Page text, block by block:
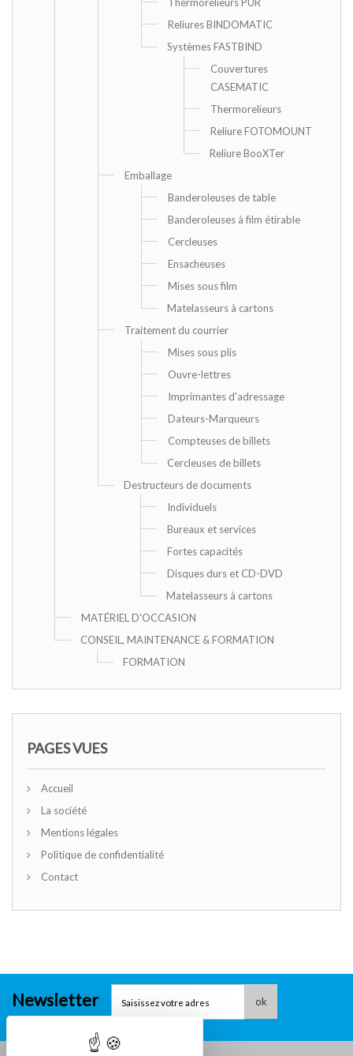
Thermorelieurs PUR
Reliures BINDOMATIC
Systèmes FASTBIND
Couvertures
CASEMATIC
Thermorelieurs
Reliure FOTOMOUNT
Reliure BooXTer
Emballage
Banderoleuses de table
Banderoleuses à film étirable
Cercleuses
Ensacheuses
Mises sous film
Matelasseurs à cartons
Traitement du courrier
Mises sous plis
Ouvre-lettres
Imprimantes d'adressage
Dateurs-Marqueurs
Compteuses de billets
Cercleuses de billets
Destructeurs de documents
Individuels
Bureaux et services
Fortes capacités
Disques durs et CD-DVD
Matelasseurs à cartons
MATÉRIEL D'OCCASION
CONSEIL, MAINTENANCE & FORMATION
FORMATION
PAGES VUES
Accueil
La société
Mentions légales
Politique de confidentialité
Contact
Newsletter ok